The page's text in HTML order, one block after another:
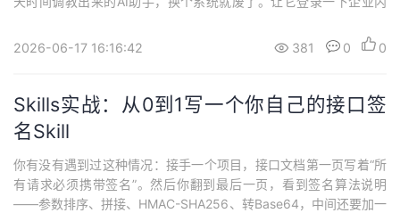
你写了一段提示词告诉它怎么处理token刷新，它在长对话里开始混
2026-06-17 16:16:42 381 0 0
Skills实战：从0到1写一个你自己的接口签
名Skill
你有没有遇到过这种情况：接手一个项目，接口文档第一页写着“所
有请求必须携带签名”。然后你翻到最后一页，看到签名算法说明
——参数排序、拼接、HMAC-SHA256、转Base64，中间还要加一